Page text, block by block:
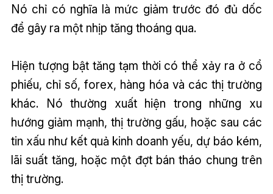
Nó chỉ có nghĩa là mức giảm trước đó đủ dốc
để gây ra một nhịp tăng thoáng qua.
Hiện tượng bật tăng tạm thời có thể xảy ra ở cổ
phiếu, chỉ số, forex, hàng hóa và các thị trường
khác. Nó thường xuất hiện trong những xu
hướng giảm mạnh, thị trường gấu, hoặc sau các
tin xấu như kết quả kinh doanh yếu, dự báo kém,
lãi suất tăng, hoặc một đợt bán tháo chung trên
thị trường.